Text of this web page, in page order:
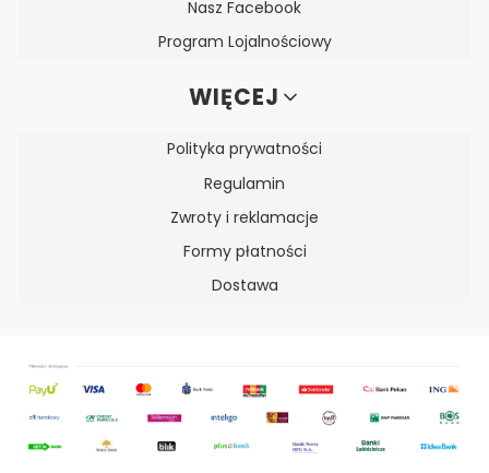
Nasz Facebook
Program Lojalnościowy
WIĘCEJ
Polityka prywatności
Regulamin
Zwroty i reklamacje
Formy płatności
Dostawa